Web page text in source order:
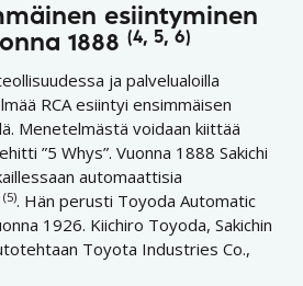
esiintyminen
1888 (4, 5, 6)
ja palvelualoilla
RCA esiintyi ensimmäisen
Menetelmästä voidaan kiittää
”5 Whys”. Vuonna 1888 Sakichi
automaattisia
(5). Hän perusti Toyoda Automatic
1926. Kiichiro Toyoda, Sakichin
Toyota Industries Co.,